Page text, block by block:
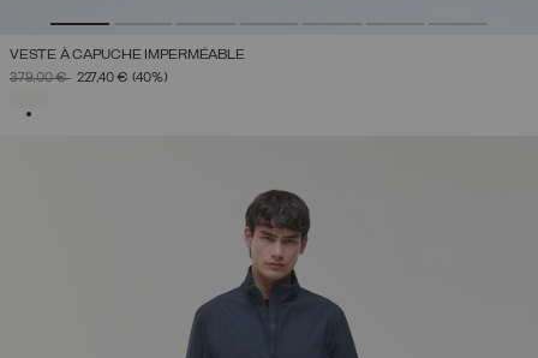
VESTE À CAPUCHE IMPERMÉABLE
PRIX RÉDUIT DE
379,00 €À227,40 € (40%)